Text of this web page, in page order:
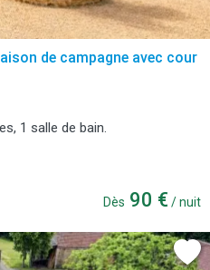
de campagne avec cour
1 salle de bain.
Dès 90 € / nuit